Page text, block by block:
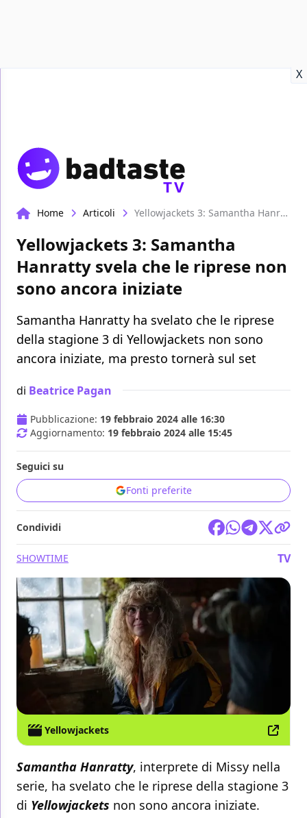
X
TV
Home Articoli Yellowjackets 3: Samantha Hanratty svela che le riprese non sono ancora iniziate
Yellowjackets 3: Samantha
Hanratty svela che le riprese non
sono ancora iniziate
Samantha Hanratty ha svelato che le riprese
della stagione 3 di Yellowjackets non sono
ancora iniziate, ma presto tornerà sul set
di Beatrice Pagan
Pubblicazione: 19 febbraio 2024 alle 16:30
Aggiornamento: 19 febbraio 2024 alle 15:45
Seguici su
Fonti preferite
Condividi
SHOWTIME TV
Yellowjackets
Samantha Hanratty, interprete di Missy nella
serie, ha svelato che le riprese della stagione 3
di Yellowjackets non sono ancora iniziate.